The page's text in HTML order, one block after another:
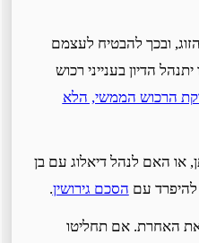
ובכך להבטיח לעצמם
הדיון בענייני רכוש
הרכוש הממשי, הלא
האם לנהל דיאלוג עם בן
להיפרד עםהסכם גירושין.
האחרת. אם תחליטו